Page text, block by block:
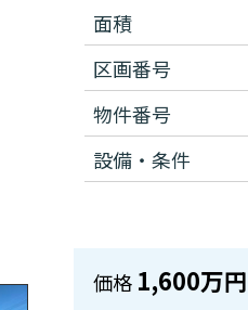
面積
区画番号
物件番号
設備・条件
価格 1,600万円